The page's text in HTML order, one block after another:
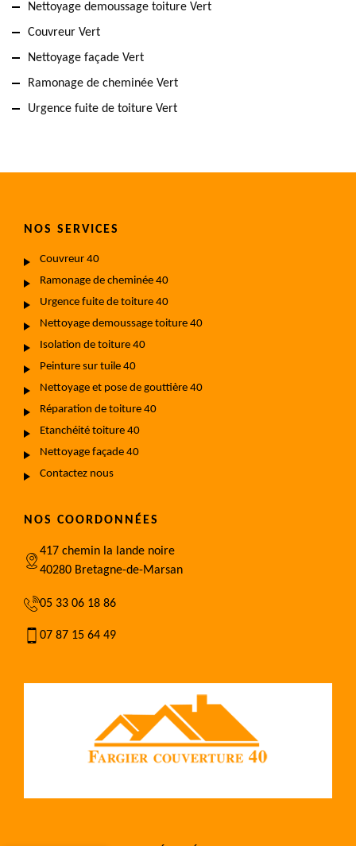
Nettoyage demoussage toiture Vert
Couvreur Vert
Nettoyage façade Vert
Ramonage de cheminée Vert
Urgence fuite de toiture Vert
NOS SERVICES
Couvreur 40
Ramonage de cheminée 40
Urgence fuite de toiture 40
Nettoyage demoussage toiture 40
Isolation de toiture 40
Peinture sur tuile 40
Nettoyage et pose de gouttière 40
Réparation de toiture 40
Etanchéité toiture 40
Nettoyage façade 40
Contactez nous
NOS COORDONNÉES
417 chemin la lande noire
40280 Bretagne-de-Marsan
05 33 06 18 86
07 87 15 64 49